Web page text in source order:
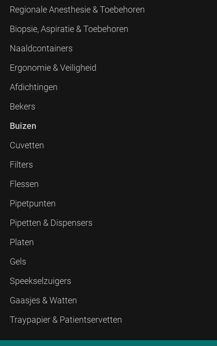
Regionale Anesthesie & Toebehoren
Biopsie, Aspiratie & Toebehoren
Naaldcontainers
Ergonomie & Veiligheid
Afdichtingen
Bekers
Buizen
Cuvetten
Filters
Flessen
Pipetpunten
Pipetten & Dispensers
Platen
Gels
Speekselzuigers
Gaasjes & Watten
Traypapier & Patientservetten